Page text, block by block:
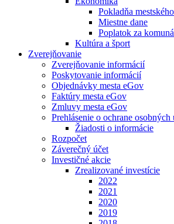
Pokladňa
Miestne dane
Poplatok za
Kultúra a šport
Zverejňovanie
Zverejňovanie informácií
Poskytovanie informácií
Objednávky mesta eGov
Faktúry mesta eGov
Zmluvy mesta eGov
Prehlásenie o ochrane osobných
Žiadosti o informácie
Rozpočet
Záverečný účet
Investičné akcie
Zrealizované investície
2022
2021
2020
2019